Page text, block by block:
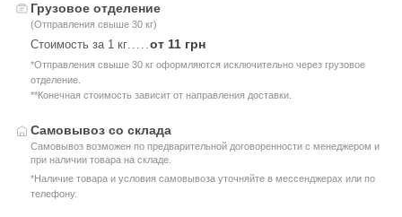
Грузовое отделение
(Отправления свыше 30 кг)
Стоимость за 1 кг.....от 11 грн
*Отправления свыше 30 кг оформляются исключительно через грузовое
отделение.
**Конечная стоимость зависит от направления доставки.
Самовывоз со склада
Самовывоз возможен по предварительной договоренности с менеджером и
при наличии товара на складе.
*Наличие товара и условия самовывоза уточняйте в мессенджерах или по
телефону.